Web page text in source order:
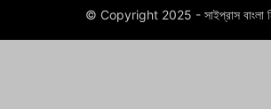
© Copyright 2025 - সাইপ্রাস বাংলা